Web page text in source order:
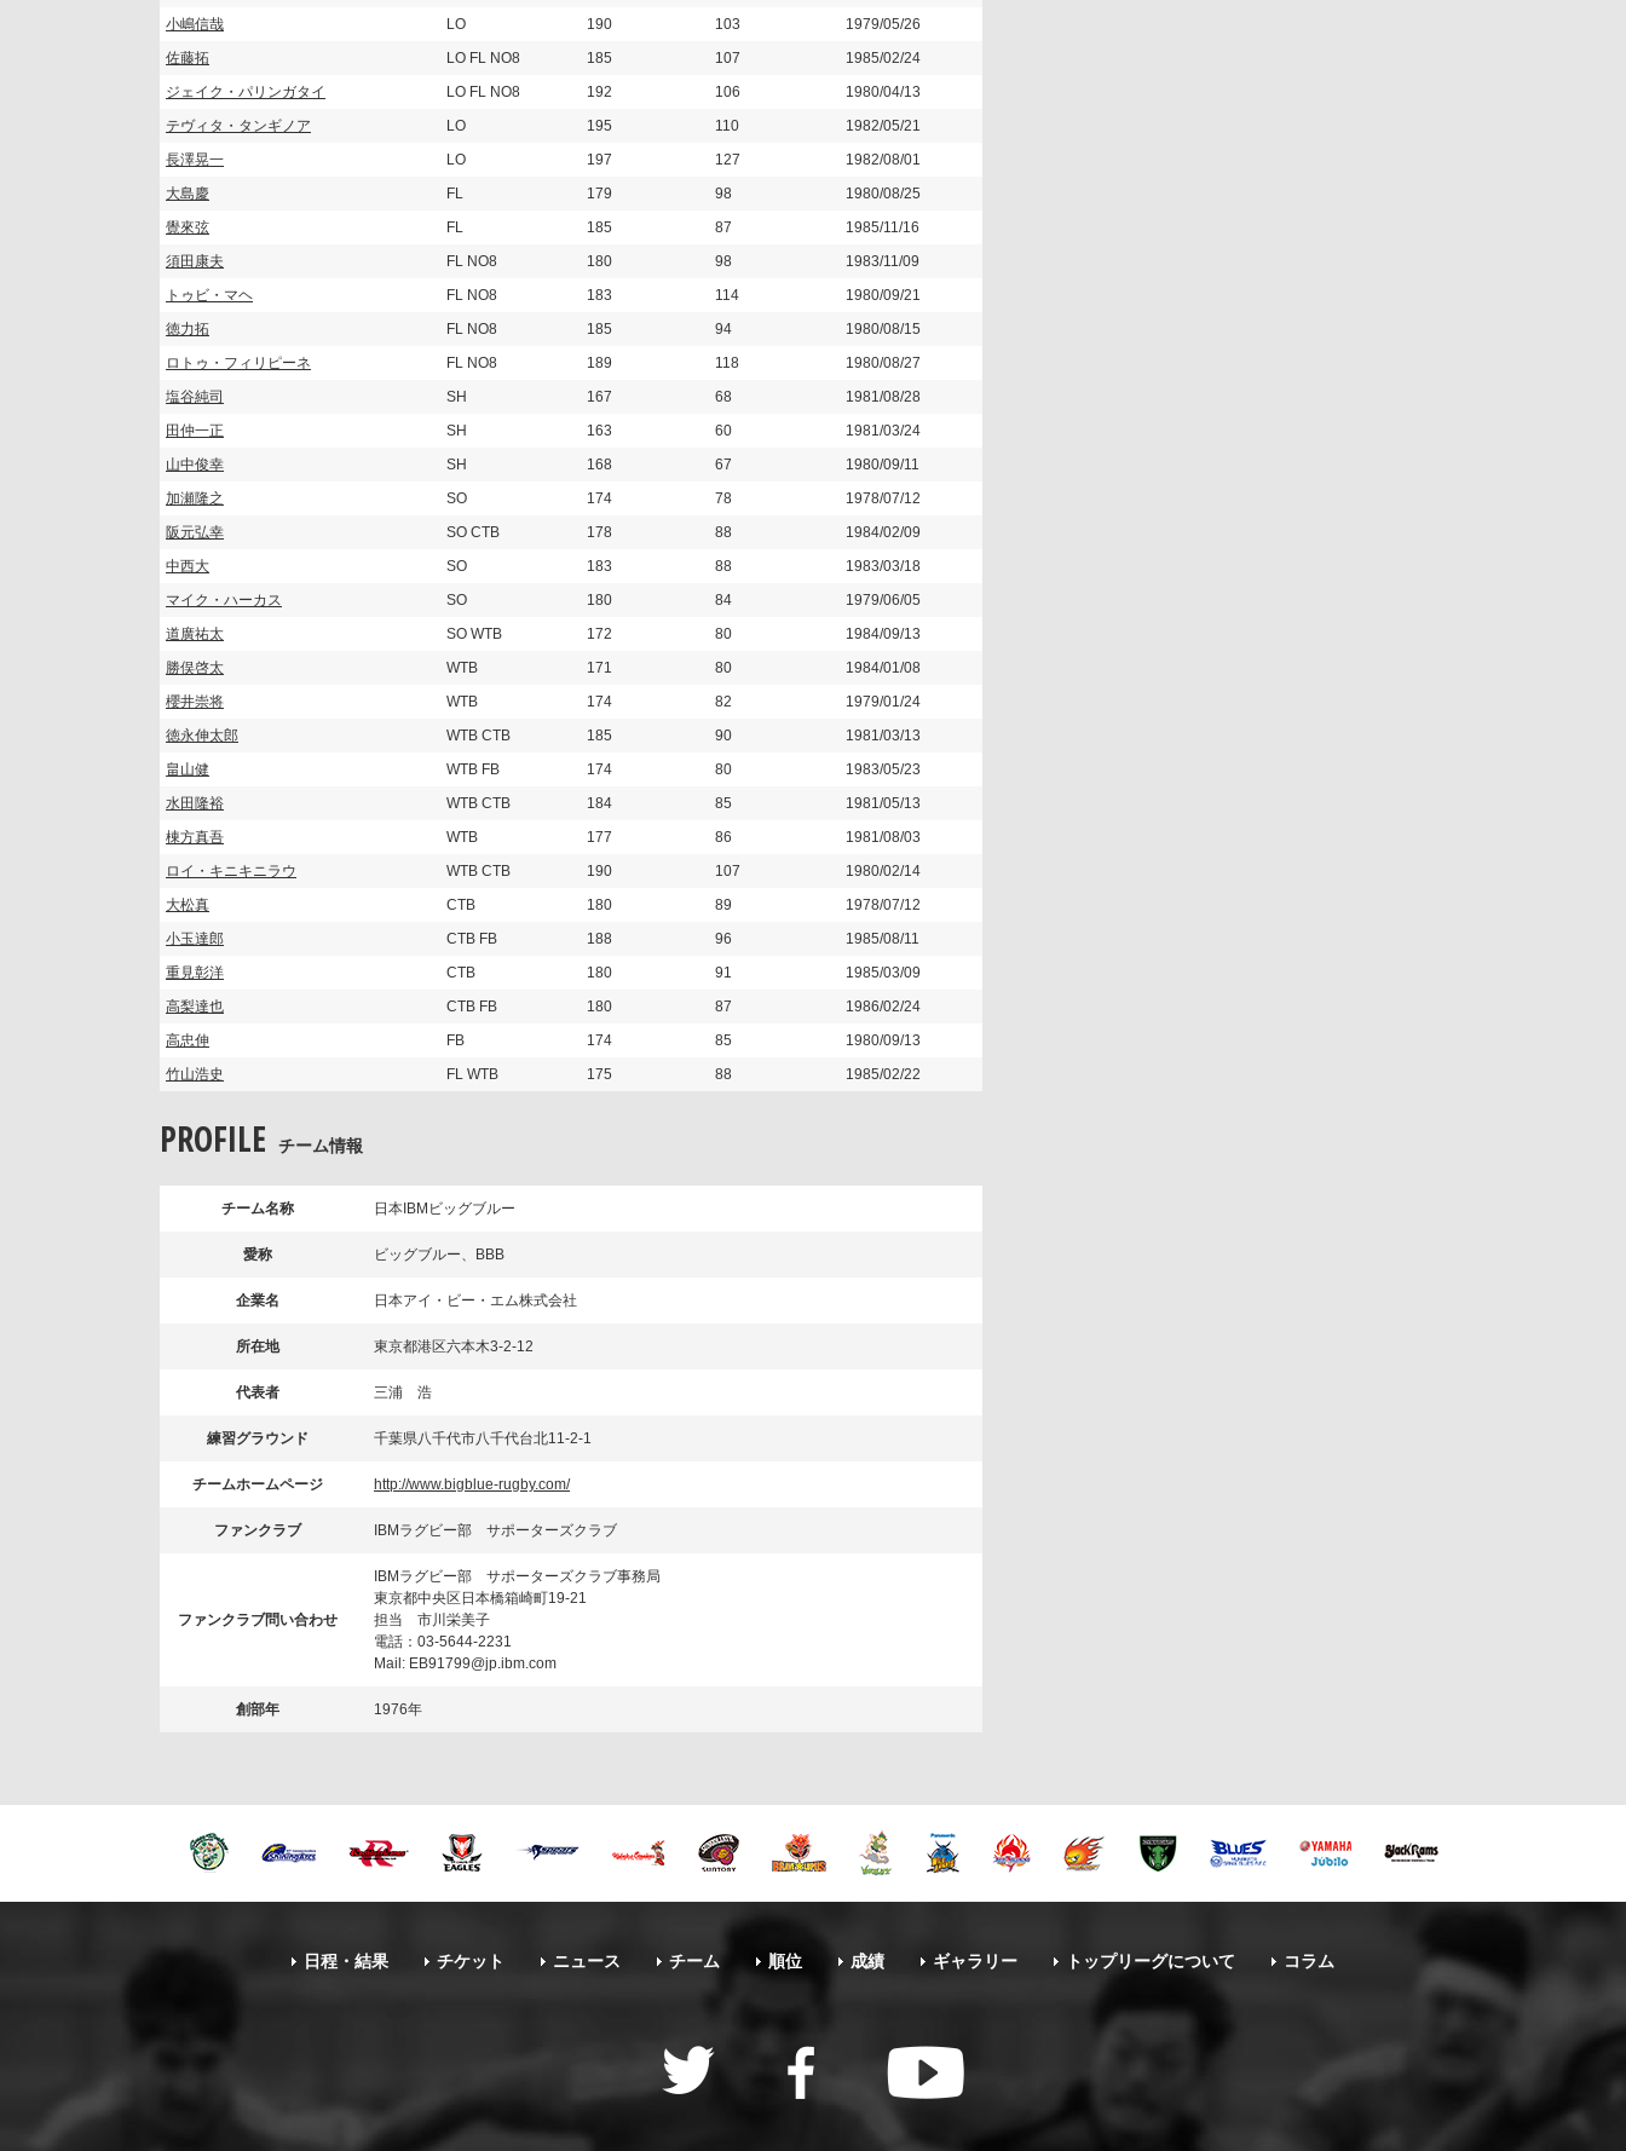
小嶋信哉
LO 190 103
1979/05/26
佐藤拓
LO FL NO8 185 107
1985/02/24
ジェイク・パリンガタイ
LO FL NO8 192 106
1980/04/13
テヴィタ・タンギノア
LO 195 110
1982/05/21
長澤晃一
LO 197 127
1982/08/01
大島慶
FL 179 98
1980/08/25
覺來弦
FL 185 87
1985/11/16
須田康夫
FL NO8 180 98
1983/11/09
トゥビ・マヘ
FL NO8 183 114
1980/09/21
徳力拓
FL NO8 185 94
1980/08/15
ロトゥ・フィリピーネ
FL NO8 189 118
1980/08/27
塩谷純司
SH 167 68
1981/08/28
田仲一正
SH 163 60
1981/03/24
山中俊幸
SH 168 67
1980/09/11
加瀬隆之
SO 174 78
1978/07/12
阪元弘幸
SO CTB 178 88
1984/02/09
中西大
SO 183 88
1983/03/18
マイク・ハーカス
SO 180 84
1979/06/05
道廣祐太
SO WTB 172 80
1984/09/13
勝俣啓太
WTB 171 80
1984/01/08
櫻井崇将
WTB 174 82
1979/01/24
徳永伸太郎
WTB CTB 185 90
1981/03/13
畠山健
WTB FB 174 80
1983/05/23
水田隆裕
WTB CTB 184 85
1981/05/13
棟方真吾
WTB 177 86
1981/08/03
ロイ・キニキニラウ
WTB CTB 190 107
1980/02/14
大松真
CTB 180 89
1978/07/12
小玉達郎
CTB FB 188 96
1985/08/11
重見彰洋
CTB 180 91
1985/03/09
高梨達也
CTB FB 180 87
1986/02/24
高忠伸
FB 174 85
1980/09/13
竹山浩史
FL WTB 175 88 1985/02/22
PROFILE チーム情報
チーム名称 日本IBMビッグブルー
愛称 ビッグブルー、BBB
企業名 日本アイ・ビー・エム株式会社
所在地 東京都港区六本木3-2-12
代表者 三浦 浩
練習グラウンド 千葉県八千代市八千代台北11-2-1
チームホームページ http://www.bigblue-rugby.com/
ファンクラブ IBMラグビー部 サポーターズクラブ
ファンクラブ問い合わせ
IBMラグビー部 サポーターズクラブ事務局
東京都中央区日本橋箱崎町19-21
担当 市川栄美子
電話：03-5644-2231
Mail: EB91799@jp.ibm.com
創部年 1976年
日程・結果 チケット ニュース チーム 順位 成績 ギャラリー トップリーグについて コラム